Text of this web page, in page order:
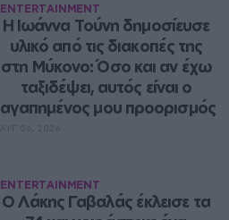
ENTERTAINMENT
Η Ιωάννα Τούνη δημοσίευσε
υλικό από τις διακοπές της
στη Μύκονο: Όσο και αν έχω
ταξιδέψει, αυτός είναι ο
αγαπημένος μου προορισμός
ENTERTAINMENT
Ο Λάκης Γαβαλάς έκλεισε τα